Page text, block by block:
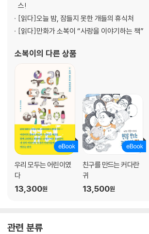
스!
[읽다]오늘 밤, 잠들지 못한 개들의 휴식처
[읽다]만화가 소복이 “사랑을 이야기하는 책”
소복이의 다른 상품
우리 모두는 어린이였
다
13,300원
친구를 만드는 커다란
귀
13,500원
관련 분류